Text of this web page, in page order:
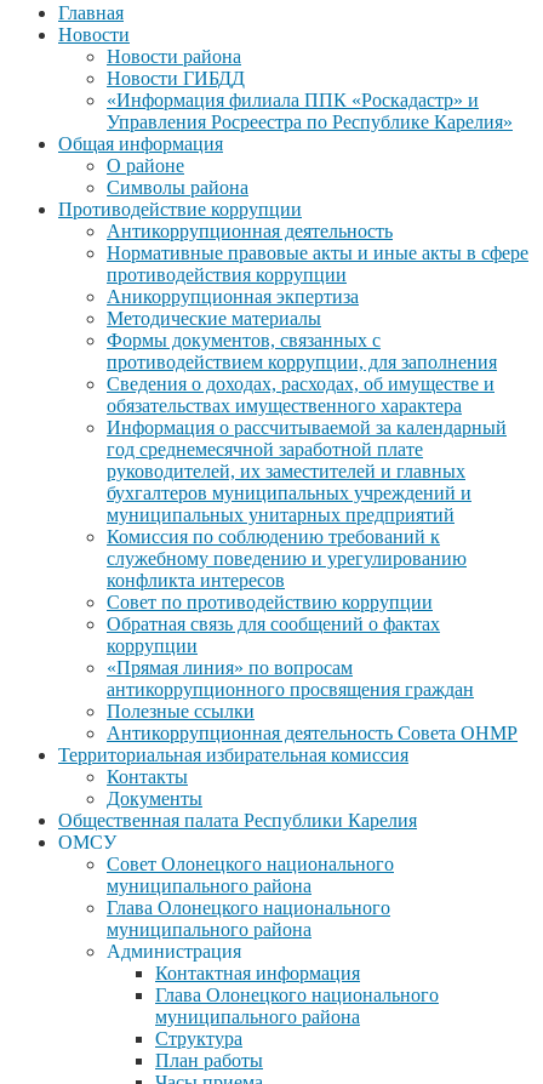
Главная
Новости
Новости района
Новости ГИБДД
«Информация филиала ППК «Роскадастр» и
Управления Росреестра по Республике Карелия»
Общая информация
О районе
Символы района
Противодействие коррупции
Антикоррупционная деятельность
Нормативные правовые акты и иные акты в сфере
противодействия коррупции
Аникоррупционная экпертиза
Методические материалы
Формы документов, связанных с
противодействием коррупции, для заполнения
Сведения о доходах, расходах, об имуществе и
обязательствах имущественного характера
Информация о рассчитываемой за календарный
год среднемесячной заработной плате
руководителей, их заместителей и главных
бухгалтеров муниципальных учреждений и
муниципальных унитарных предприятий
Комиссия по соблюдению требований к
служебному поведению и урегулированию
конфликта интересов
Совет по противодействию коррупции
Обратная связь для сообщений о фактах
коррупции
«Прямая линия» по вопросам
антикоррупционного просвящения граждан
Полезные ссылки
Антикоррупционная деятельность Совета ОНМР
Территориальная избирательная комиссия
Контакты
Документы
Общественная палата Республики Карелия
ОМСУ
Совет Олонецкого национального
муниципального района
Глава Олонецкого национального
муниципального района
Администрация
Контактная информация
Глава Олонецкого национального
муниципального района
Структура
План работы